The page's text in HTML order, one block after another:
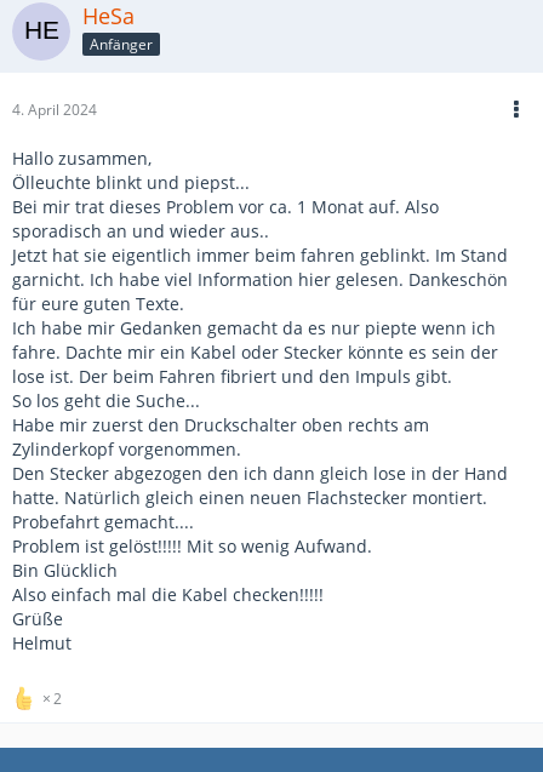
HeSa
Anfänger
4. April 2024
Hallo zusammen,
Ölleuchte blinkt und piepst...
Bei mir trat dieses Problem vor ca. 1 Monat auf. Also
sporadisch an und wieder aus..
Jetzt hat sie eigentlich immer beim fahren geblinkt. Im Stand
garnicht. Ich habe viel Information hier gelesen. Dankeschön
für eure guten Texte.
Ich habe mir Gedanken gemacht da es nur piepte wenn ich
fahre. Dachte mir ein Kabel oder Stecker könnte es sein der
lose ist. Der beim Fahren fibriert und den Impuls gibt.
So los geht die Suche...
Habe mir zuerst den Druckschalter oben rechts am
Zylinderkopf vorgenommen.
Den Stecker abgezogen den ich dann gleich lose in der Hand
hatte. Natürlich gleich einen neuen Flachstecker montiert.
Probefahrt gemacht....
Problem ist gelöst!!!!! Mit so wenig Aufwand.
Bin Glücklich
Also einfach mal die Kabel checken!!!!!
Grüße
Helmut
2